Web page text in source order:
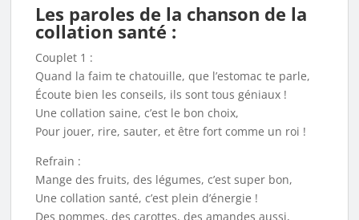
Les paroles de la chanson de la
collation santé :
Couplet 1 :
Quand la faim te chatouille, que l’estomac te parle,
Écoute bien les conseils, ils sont tous géniaux !
Une collation saine, c’est le bon choix,
Pour jouer, rire, sauter, et être fort comme un roi !
Refrain :
Mange des fruits, des légumes, c’est super bon,
Une collation santé, c’est plein d’énergie !
Des pommes, des carottes, des amandes aussi,